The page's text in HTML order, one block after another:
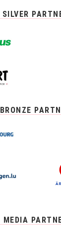
SILVER
BRONZE
MEDIA